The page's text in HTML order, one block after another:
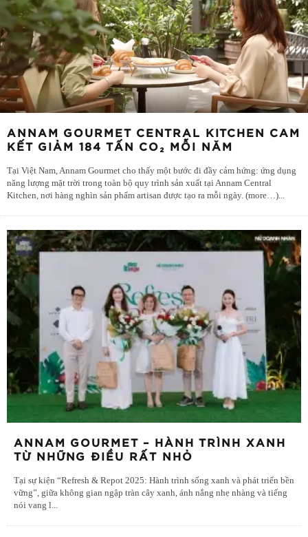
ANNAM GOURMET CENTRAL KITCHEN CAM
KẾT GIẢM 184 TẤN CO₂ MỖI NĂM
Tại Việt Nam, Annam Gourmet cho thấy một bước đi đầy cảm hứng: ứng dụng
năng lượng mặt trời trong toàn bộ quy trình sản xuất tại Annam Central
Kitchen, nơi hàng nghìn sản phẩm artisan được tạo ra mỗi ngày. (more…)...
ANNAM GOURMET – HÀNH TRÌNH XANH
TỪ NHỮNG ĐIỀU RẤT NHỎ
Tại sự kiện “Refresh & Repot 2025: Hành trình sống xanh và phát triển bền
vững”, giữa không gian ngập tràn cây xanh, ánh nắng nhẹ nhàng và tiếng
nói vang l...